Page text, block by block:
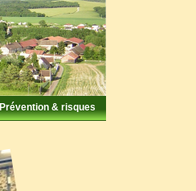
Prévention & risques